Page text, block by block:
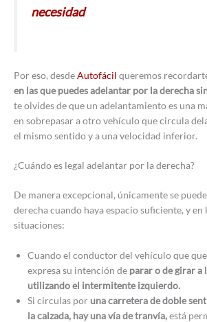
necesidad
Por eso, desdeAutofácil queremos
en las que puedes adelantar por la derecha
te olvides de que un adelantamiento es una
en sobrepasar a otro vehículo que circula
el mismo sentido y a una velocidad inferior.
¿Cuándo es legal adelantar por la derecha?
De manera excepcional, únicamente se
derecha cuando haya espacio suficiente, y en
situaciones:
Cuando el conductor del vehículo que
expresa su intención de parar o de girar a
utilizando el intermitente izquierdo.
Si circulas por una carretera de doble
la calzada, hay una vía de tranvía,está